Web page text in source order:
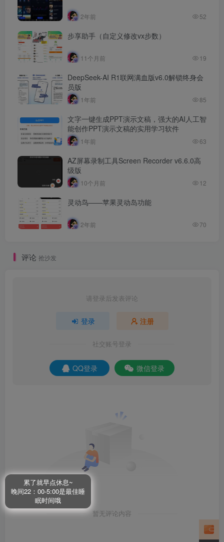
2年前 52
步享助手（自定义修改vx步数）
11个月前 19
DeepSeek-AI R1联网满血版v6.0解锁终身会
员版
1年前 85
文字一键生成PPT演示文稿，强大的AI人工智
能创作PPT演示文稿的实用学习软件
1年前 63
AZ屏幕录制工具Screen Recorder v6.6.0高
级版
10个月前 12
灵动鸟——苹果灵动岛功能
2年前 70
评论 抢沙发
请登录后发表评论
登录 注册
社交账号登录
QQ登录 微信登录
暂无评论内容
累了就早点休息~
晚间22：00-5:00是最佳睡
眠时间哦